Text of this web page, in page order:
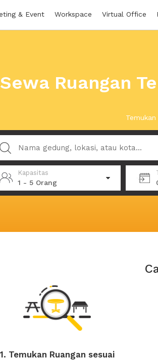
& Event Workspace Virtual Office
Sewa Ruangan
Kapasitas
1 - 5 Orang
1. Temukan Ruangan sesuai